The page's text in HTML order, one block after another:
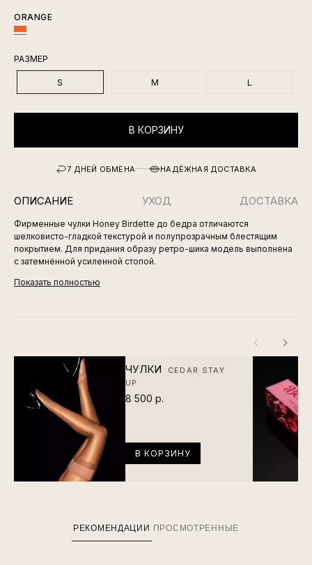
ORANGE
РАЗМЕР
S M L
В КОРЗИНУ
7 ДНЕЙ ОБМЕНА НАДЁЖНАЯ ДОСТАВКА
ОПИСАНИЕ УХОД ДОСТАВКА
Фирменные чулки Honey Birdette до бедра отличаются
шелковисто-гладкой текстурой и полупрозрачным блестящим
покрытием. Для придания образу ретро-шика модель выполнена
с затемнённой усиленной стопой.
Показать полностью
ЧУЛКИ
CEDAR STAY
UP
8 500 р.
В КОРЗИНУ
РЕКОМЕНДАЦИИ ПРОСМОТРЕННЫЕ